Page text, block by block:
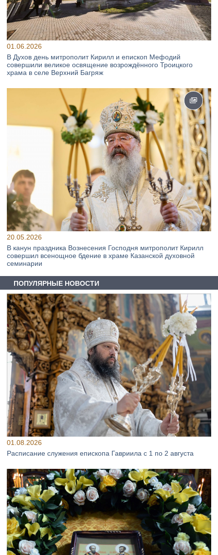
01.06.2026
В Духов день митрополит Кирилл и епископ Мефодий
совершили великое освящение возрождённого Троицкого
храма в селе Верхний Багряж
20.05.2026
В канун праздника Вознесения Господня митрополит Кирилл
совершил всенощное бдение в храме Казанской духовной
семинарии
ПОПУЛЯРНЫЕ НОВОСТИ
01.08.2026
Расписание служения епископа Гавриила с 1 по 2 августа